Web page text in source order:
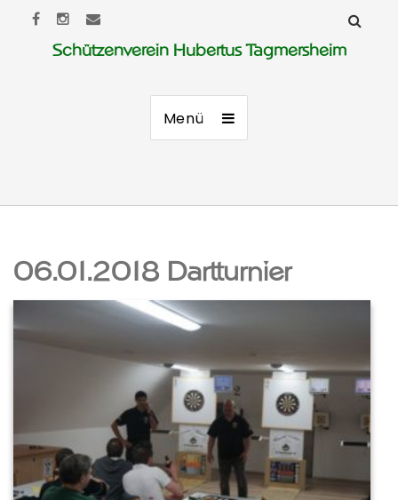
Schützenverein Hubertus Tagmersheim
Menü
06.01.2018 Dartturnier